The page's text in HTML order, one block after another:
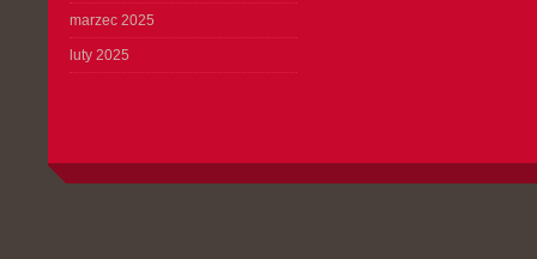
marzec 2025
luty 2025